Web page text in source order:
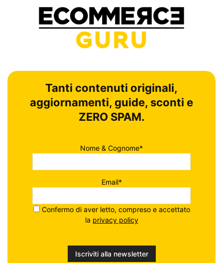
Tanti contenuti originali,
aggiornamenti, guide, sconti e
ZERO SPAM.
Nome & Cognome*
Email*
Confermo di aver letto, compreso e accettato
la privacy policy